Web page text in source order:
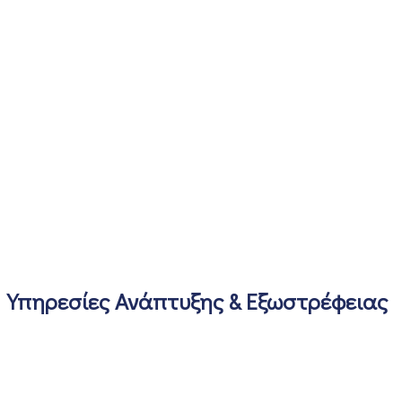
Υπηρεσίες Ανάπτυξης & Εξωστρέφειας